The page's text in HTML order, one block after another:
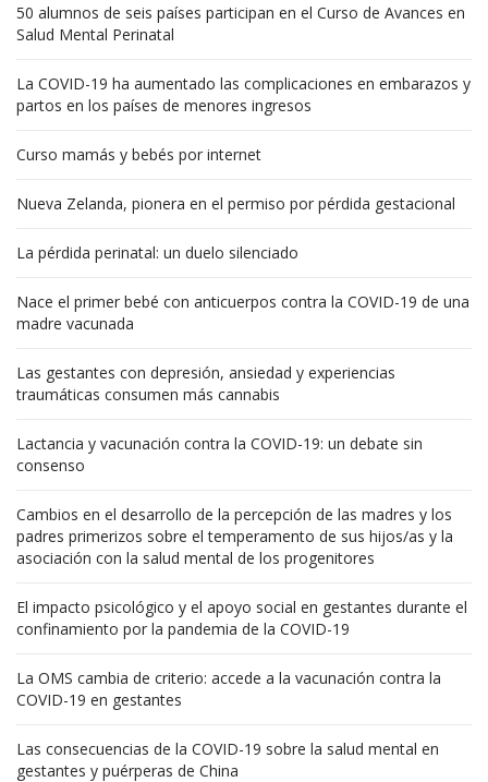
50 alumnos de seis países participan en el Curso de Avances en
Salud Mental Perinatal
La COVID-19 ha aumentado las complicaciones en embarazos y
partos en los países de menores ingresos
Curso mamás y bebés por internet
Nueva Zelanda, pionera en el permiso por pérdida gestacional
La pérdida perinatal: un duelo silenciado
Nace el primer bebé con anticuerpos contra la COVID-19 de una
madre vacunada
Las gestantes con depresión, ansiedad y experiencias
traumáticas consumen más cannabis
Lactancia y vacunación contra la COVID-19: un debate sin
consenso
Cambios en el desarrollo de la percepción de las madres y los
padres primerizos sobre el temperamento de sus hijos/as y la
asociación con la salud mental de los progenitores
El impacto psicológico y el apoyo social en gestantes durante el
confinamiento por la pandemia de la COVID-19
La OMS cambia de criterio: accede a la vacunación contra la
COVID-19 en gestantes
Las consecuencias de la COVID-19 sobre la salud mental en
gestantes y puérperas de China